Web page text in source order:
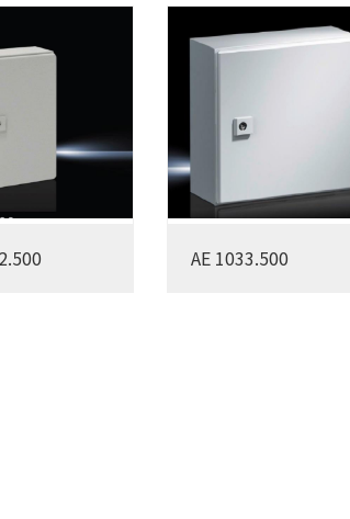
AE 1033.500